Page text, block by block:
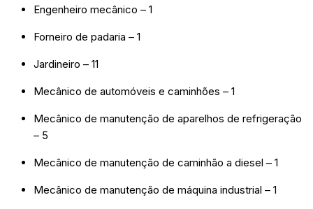
Engenheiro mecânico – 1
Forneiro de padaria – 1
Jardineiro – 11
Mecânico de automóveis e caminhões – 1
Mecânico de manutenção de aparelhos de refrigeração
– 5
Mecânico de manutenção de caminhão a diesel – 1
Mecânico de manutenção de máquina industrial – 1